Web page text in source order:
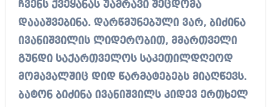
ჩვენს ქვეყანას უამრავი შეცდომა
დაააშვებინა. დარწმუნებული ვარ, ბიძინა
ივანიშვილის ლიდერობით, მმართველი
გუნდი საქართველოს საკეთილდღეოდ
მომავალშიც დიდ წარმატებებს მიაღწევს.
ბატონ ბიძინა ივანიშვილს კიდევ ერთხელ